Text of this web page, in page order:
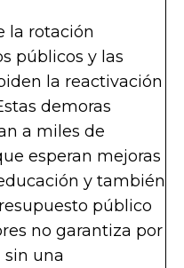
la rotación
públicos y las
la reactivación
demoras
a miles de
esperan mejoras
y también
público
no garantiza por
sin una